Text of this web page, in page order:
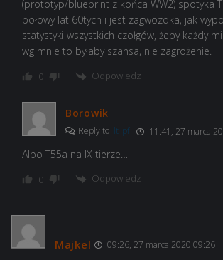
(prototyp/blueprint z końca WW2) spotyka
połowy lat 60tych i jest zagwozdka, jak
statystyki wszystkich czołgów, żeby każdy
wg mnie to byłaby szansa, nie zagrożenie.
0 Odpowiedz
Borowik
Reply to lt_pf 11:41, 27 marca
Albo T55a na IX tierze…
0 Odpowiedz
Majkel 09:26, 27 marca 2020 09:26